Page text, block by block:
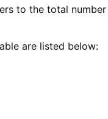
to the total number
are listed below: